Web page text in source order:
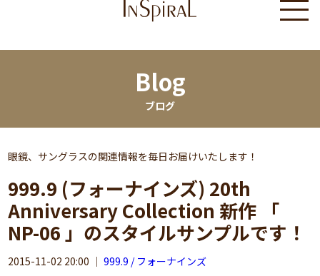
Blog
ブログ
眼鏡、サングラスの関連情報を毎日お届けいたします！
999.9 (フォーナインズ) 20th
Anniversary Collection 新作 「
NP-06 」のスタイルサンプルです！
2015-11-02 20:00 ｜999.9 / フォーナインズ